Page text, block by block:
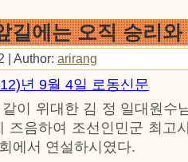
길에는 오직 승리
| Author: arirang
년 9월 4일 로동신문
이 위대한 김 정 일대원수
즈음하여 조선인민군 최고
에서 연설하시였다.